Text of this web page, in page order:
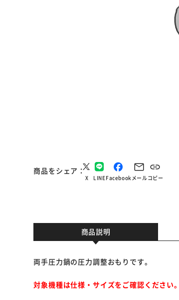
商品をシェア
X LINEFacebook メールコピー
商品説明
両手圧力鍋の圧力調整おもりです。
対象機種は仕様・サイズをご確認ください。